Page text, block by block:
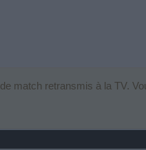
match retransmis à la TV.